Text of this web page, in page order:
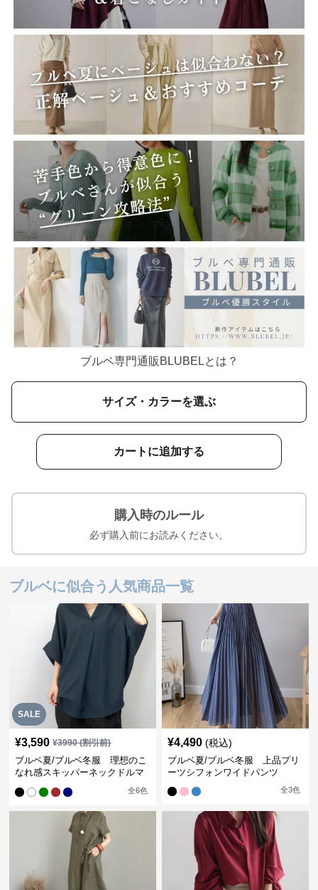
ブルベ専門通販BLUBELとは？
サイズ・カラーを選ぶ
カートに追加する
購入時のルール
必ず購入前にお読みください。
ブルベに似合う人気商品一覧
SALE
¥3,590 ¥3990(割引前)
ブルベ夏/ブルベ冬服 理想のこ
なれ感スキッパーネックドルマ
全6色
¥4,490 (税込)
ブルベ夏/ブルベ冬服 上品プリ
ーツシフォンワイドパンツ
全3色